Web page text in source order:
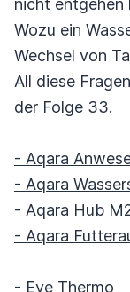
nicht entgehen
Wozu ein
Wechsel von
All diese
der Folge 33.
- Aqara
- Aqara
- Aqara Hub
- Aqara
- Eve Thermo